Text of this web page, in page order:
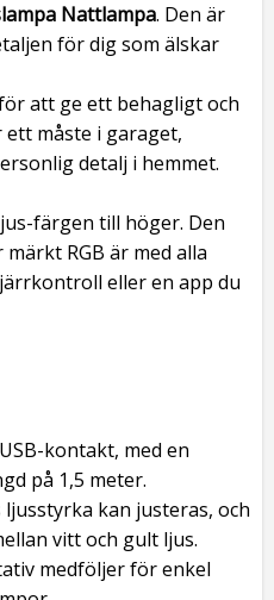
Nattlampa. Den är
för dig som älskar
att ge ett behagligt och
måste i garaget,
detalj i hemmet.
färgen till höger. Den
RGB är med alla
eller en app du
kontakt, med en
på 1,5 meter.
kan justeras, och
vitt och gult ljus.
medföljer för enkel